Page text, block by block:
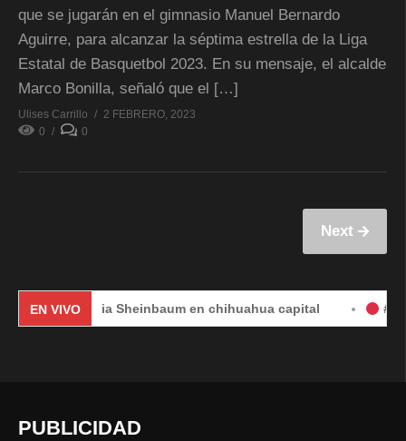
que se jugarán en el gimnasio Manuel Bernardo
Aguirre, para alcanzar la séptima estrella de la Liga
Estatal de Basquetbol 2023. En su mensaje, el alcalde
Marco Bonilla, señaló que el […]
Ulises Carrillo
2 FEBRERO, 2023
0
0
Next
EN VIVO
Sheinbaum en chihuahua capital #EnVivo | DÍA
PUBLICIDAD